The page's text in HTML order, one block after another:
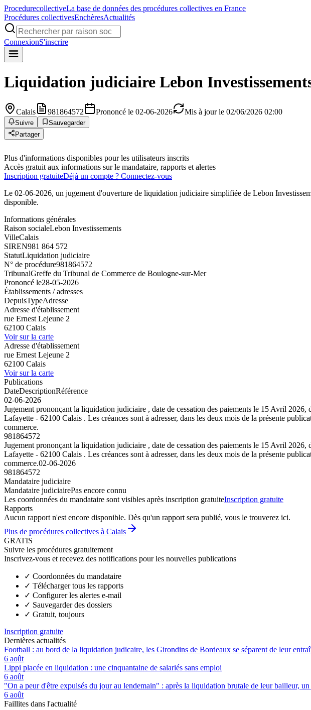
ProcedurecollectiveLa base de données des procédures collectives en France
Procédures collectivesEnchèresActualités
ConnexionS'inscrire
Liquidation judiciaire Lebon
Calais 981864572 Prononcé le 02-06-2026 Mis à jour le 02/06/2026 02:00
Suivre
Sauvegarder
Partager
Plus d'informations disponibles pour les utilisateurs inscrits
Accès gratuit aux informations sur le mandataire, rapports et alertes
Inscription gratuiteDéjà un compte ? Connectez-vous
Le 02-06-2026, un jugement d'ouverture de liquidation judiciaire simplifiée de Lebon
disponible.
Informations générales
Raison socialeLebon Investissements
VilleCalais
SIREN981 864 572
StatutLiquidation judiciaire
N° de procédure981864572
TribunalGreffe du Tribunal de Commerce de Boulogne-sur-Mer
Prononcé le28-05-2026
Établissements / adresses
DepuisTypeAdresse
Adresse d'établissement
rue Ernest Lejeune 2
62100 Calais
Voir sur la carte
Adresse d'établissement
rue Ernest Lejeune 2
62100 Calais
Voir sur la carte
Publications
DateDescriptionRéférence
02-06-2026
Jugement prononçant la liquidation judiciaire , date de cessation des paiements le 15 Avril
Lafayette - 62100 Calais . Les créances sont à adresser, dans les deux mois de la présente
commerce.
981864572
Jugement prononçant la liquidation judiciaire , date de cessation des paiements le 15 Avril
Lafayette - 62100 Calais . Les créances sont à adresser, dans les deux mois de la présente
commerce.02-06-2026
981864572
Mandataire judiciaire
Mandataire judiciairePas encore connu
Les coordonnées du mandataire sont visibles après inscription gratuiteInscription gratuite
Rapports
Aucun rapport n'est encore disponible. Dès qu'un rapport sera publié, vous le trouverez ici.
Plus de procédures collectives à Calais
GRATIS
Suivre les procédures gratuitement
Inscrivez-vous et recevez des notifications pour les nouvelles publications
✓ Coordonnées du mandataire
✓ Télécharger tous les rapports
✓ Configurer les alertes e-mail
✓ Sauvegarder des dossiers
✓ Gratuit, toujours
Inscription gratuite
Dernières actualités
Football : au bord de la liquidation judicaire, les Girondins de Bordeaux se séparent de leur
6 août
Lippi placée en liquidation : une cinquantaine de salariés sans emploi
6 août
"On a peur d'être expulsés du jour au lendemain" : après la liquidation brutale de leur bailleur,
6 août
Faillites dans l'actualité